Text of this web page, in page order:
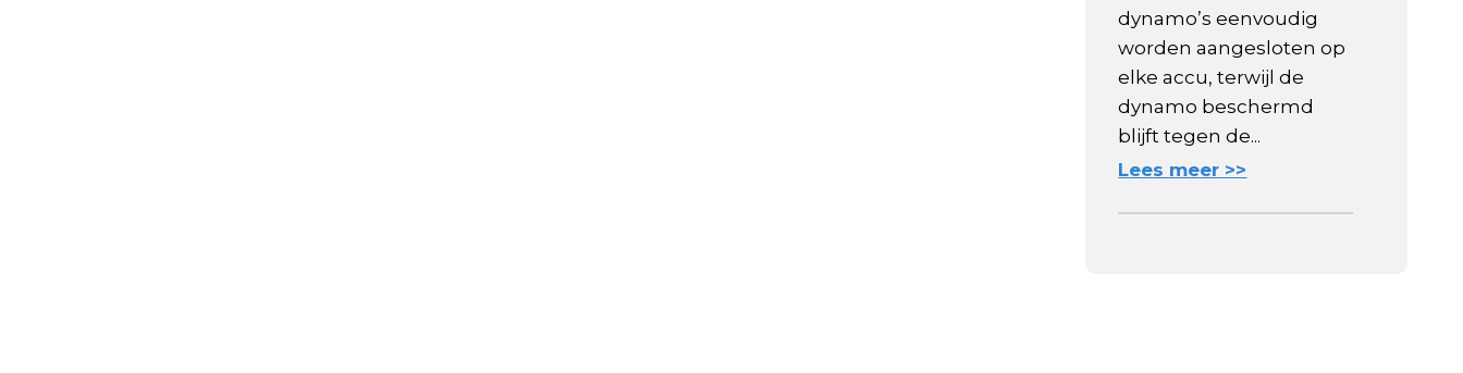
dynamo’s eenvoudig
worden aangesloten op
elke accu, terwijl de
dynamo beschermd
blijft tegen de...
Lees meer >>